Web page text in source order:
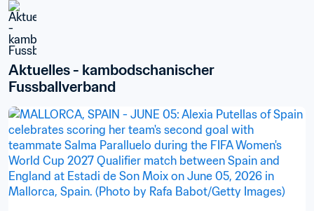
Aktuelles - kambodschanischer
Fussballverband